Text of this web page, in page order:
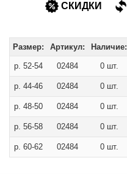
СКИДКИ
Размер: Артикул: Наличие:
р. 52-54 02484 0 шт.
р. 44-46 02484 0 шт.
р. 48-50 02484 0 шт.
р. 56-58 02484 0 шт.
р. 60-62 02484 0 шт.